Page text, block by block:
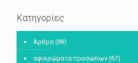
Κατηγορίες
Άρθρα (88)
αφιερώματα προσώπων (67)